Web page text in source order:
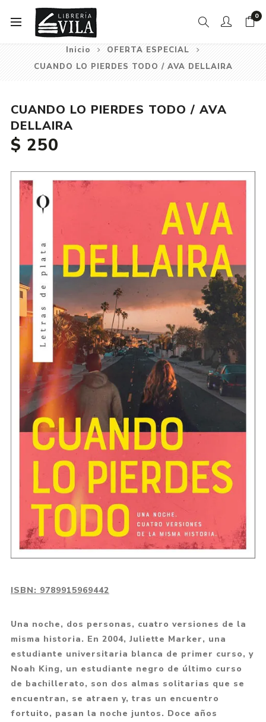
0
Inicio
OFERTA ESPECIAL
CUANDO LO PIERDES TODO / AVA DELLAIRA
CUANDO LO PIERDES TODO / AVA
DELLAIRA
$ 250
ISBN: 9789915969442
Una noche, dos personas, cuatro versiones de la
misma historia. En 2004, Juliette Marker, una
estudiante universitaria blanca de primer curso, y
Noah King, un estudiante negro de último curso
de bachillerato, son dos almas solitarias que se
encuentran, se atraen y, tras un encuentro
fortuito, pasan la noche juntos. Doce años